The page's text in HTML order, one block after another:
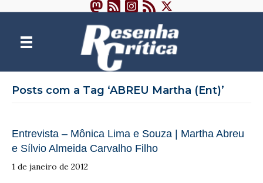
Posts com a Tag ‘ABREU Martha (Ent)’
Entrevista – Mônica Lima e Souza | Martha Abreu
e Sílvio Almeida Carvalho Filho
1 de janeiro de 2012